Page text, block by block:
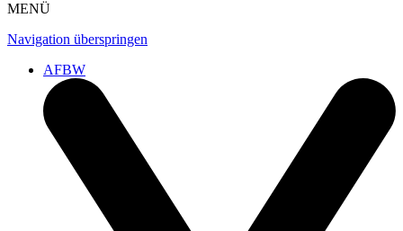
MENÜ
Navigation überspringen
AFBW